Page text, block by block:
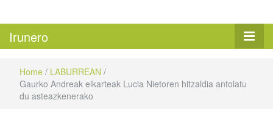
Irunero
Home / LABURREAN /
Gaurko Andreak elkarteak Lucia Nietoren hitzaldia antolatu
du asteazkenerako